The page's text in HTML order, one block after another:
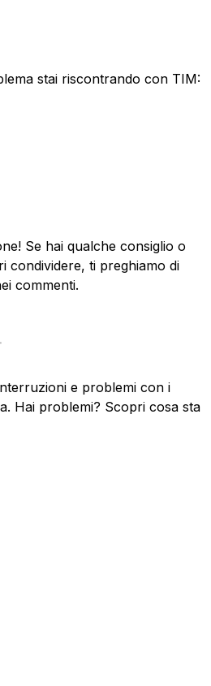
stai riscontrando con TIM:
Se hai qualche consiglio o
condividere, ti preghiamo di
commenti.
e problemi con i
Hai problemi? Scopri cosa sta